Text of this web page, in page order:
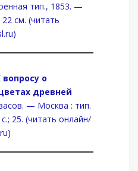
тип., 1853. —
см. (читать
вопросу о
древней
— Москва : тип.
25. (читать онлайн/